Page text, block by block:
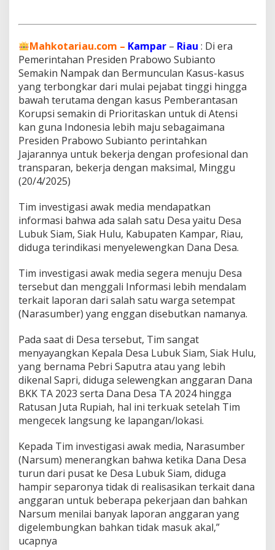
p
r
,
D
d
u
g
a
e
l
e
g
k
a
n
n
a
B
K
A
2
0
2
3
e
a
A
n
g
g
a
r
a
n
Mahkotariau.com – Kampar – Riau : Di era
Pemerintahan Presiden Prabowo Subianto
Semakin Nampak dan Bermunculan Kasus-kasus
yang terbongkar dari mulai pejabat tinggi hingga
bawah terutama dengan kasus Pemberantasan
Korupsi semakin di Prioritaskan untuk di Atensi
kan guna Indonesia lebih maju sebagaimana
Presiden Prabowo Subianto perintahkan
Jajarannya untuk bekerja dengan profesional dan
transparan, bekerja dengan maksimal, Minggu
(20/4/2025)
Tim investigasi awak media mendapatkan
informasi bahwa ada salah satu Desa yaitu Desa
Lubuk Siam, Siak Hulu, Kabupaten Kampar, Riau,
diduga terindikasi menyelewengkan Dana Desa.
Tim investigasi awak media segera menuju Desa
tersebut dan menggali Informasi lebih mendalam
terkait laporan dari salah satu warga setempat
(Narasumber) yang enggan disebutkan namanya.
Pada saat di Desa tersebut, Tim sangat
menyayangkan Kepala Desa Lubuk Siam, Siak Hulu,
yang bernama Pebri Saputra atau yang lebih
dikenal Sapri, diduga selewengkan anggaran Dana
BKK TA 2023 serta Dana Desa TA 2024 hingga
Ratusan Juta Rupiah, hal ini terkuak setelah Tim
mengecek langsung ke lapangan/lokasi.
Kepada Tim investigasi awak media, Narasumber
(Narsum) menerangkan bahwa ketika Dana Desa
turun dari pusat ke Desa Lubuk Siam, diduga
hampir separonya tidak di realisasikan terkait dana
anggaran untuk beberapa pekerjaan dan bahkan
Narsum menilai banyak laporan anggaran yang
digelembungkan bahkan tidak masuk akal,”
ucapnya